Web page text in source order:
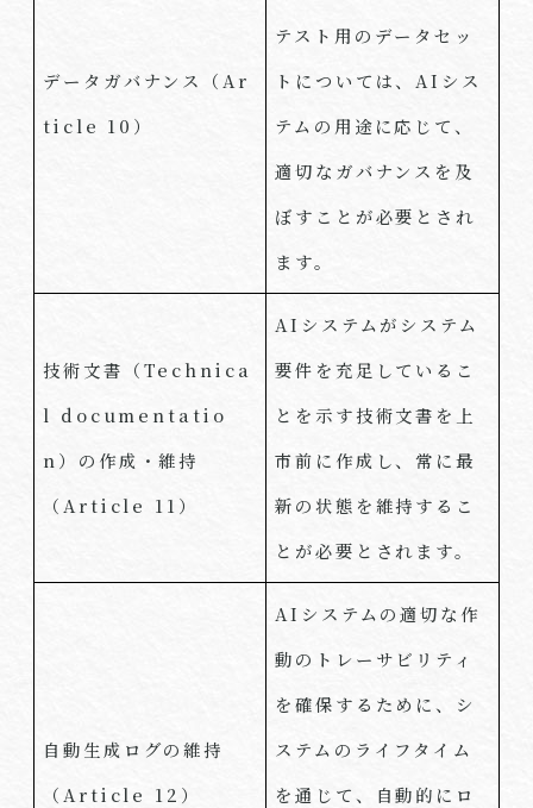
データガバナンス（ Ar
ticle 10 ）
テスト用のデータセッ
トについては、 AI シス
テムの用途に応じて、
適切なガバナンスを及
ぼすことが必要とされ
ます。
技術文書（Technica
l documentatio
n ）の作成・維持
（ Article 11 ）
AI システムがシステム
要件を充足しているこ
とを示す技術文書を上
市前に作成し、常に最
新の状態を維持するこ
とが必要とされます。
自動生成ログの維持
（ Article 12 ）
AI システムの適切な作
動のトレーサビリティ
を確保するために、シ
ステムのライフタイム
を通じて、自動的にロ